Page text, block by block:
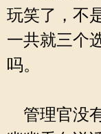
玩笑了，不
一共就三个
吗。
管理官没